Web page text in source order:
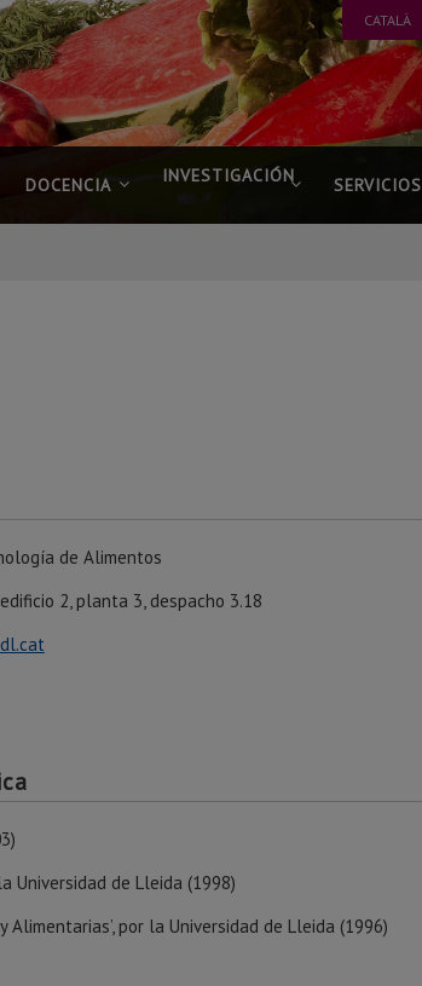
CATALÀ
DOCENCIA INVESTIGACIÓN SERVICIOS
de Alimentos
2, planta 3, despacho 3.18
Universidad de Lleida (1998)
por la Universidad de Lleida (1996)